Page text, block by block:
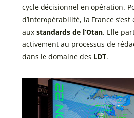
cycle décisionnel en opération.
d’interopérabilité, la France
auxstandards de l’Otan. Elle
activement au processus de
dans le domaine des LDT.